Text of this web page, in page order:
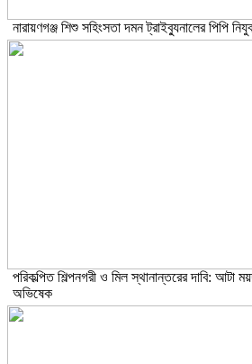
নারায়ণগঞ্জ শিশু সহিংসতা দমন ট্রাইব্যুনালের পিপি
পরিকল্পিত শিল্পনগরী ও মিল স্থানান্তরের দাবি: আটা
অভিষেক